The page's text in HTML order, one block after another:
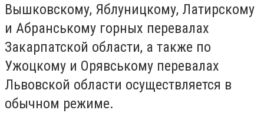
Вышковскому, Яблуницкому, Латирскому
и Абранському горных перевалах
Закарпатской области, а также по
Ужоцкому и Орявському перевалах
Львовской области осуществляется в
обычном режиме.